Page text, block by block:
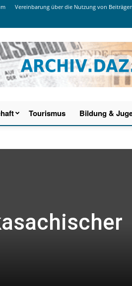
Vereinbarung über die Nutzung von Beiträgen
Tourismus Bildung &